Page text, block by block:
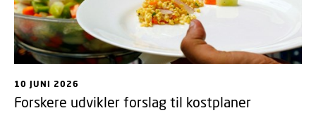
10 JUNI 2026
Forskere udvikler forslag til kostplaner